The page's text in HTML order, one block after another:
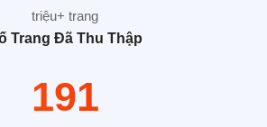
triệu+ trang
Trang Đã Thu Thập
260